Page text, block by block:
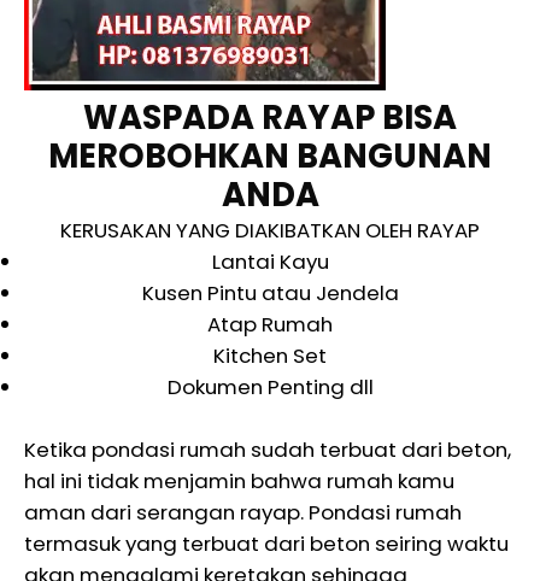
WASPADA RAYAP BISA
MEROBOHKAN BANGUNAN
ANDA
KERUSAKAN YANG DIAKIBATKAN OLEH RAYAP
Lantai Kayu
Kusen Pintu atau Jendela
Atap Rumah
Kitchen Set
Dokumen Penting dll
Ketika pondasi rumah sudah terbuat dari beton,
hal ini tidak menjamin bahwa rumah kamu
aman dari serangan rayap. Pondasi rumah
termasuk yang terbuat dari beton seiring waktu
akan mengalami keretakan sehingga